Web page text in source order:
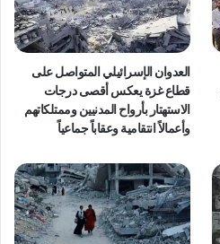
العدوان الإسرائيلي المتواصل على
قطاع غزة يعكس أقصى درجات
الاستهتار بأرواح المدنيين وممتلكاتهم
وأعمالاً انتقامية وعقاباً جماعياً